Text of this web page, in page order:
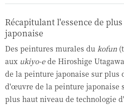
Récapitulant l'essence de
japonaise
Des peintures murales du kofun
aux ukiyo-ede Hiroshige
de la peinture japonaise sur plus
d'œuvre de la peinture japonaise
plus haut niveau de technologie